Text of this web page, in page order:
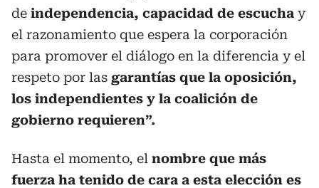
de independencia, capacidad de escucha y
el razonamiento que espera la corporación
para promover el diálogo en la diferencia y el
respeto por las garantías que la oposición,
los independientes y la coalición de
gobierno requieren”.
Hasta el momento, el nombre que más
fuerza ha tenido de cara a esta elección es